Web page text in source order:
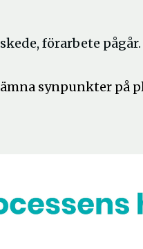
förarbete pågår.
synpunkter på